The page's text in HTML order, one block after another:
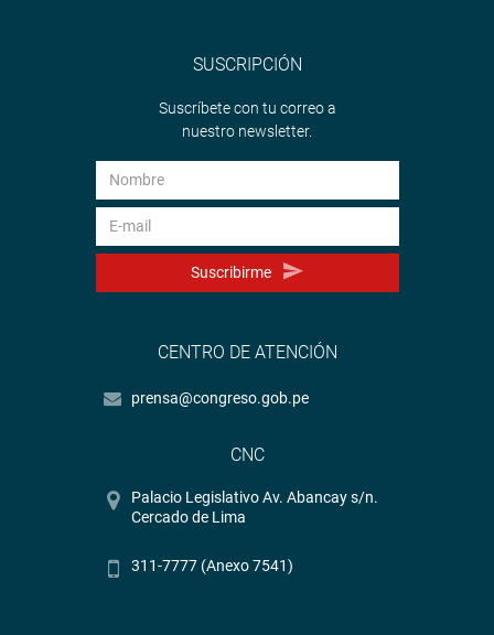
SUSCRIPCIÓN
Suscríbete con tu correo a
nuestro newsletter.
Suscribirme
CENTRO DE ATENCIÓN
prensa@congreso.gob.pe
CNC
Palacio Legislativo Av. Abancay s/n.
Cercado de Lima
311-7777 (Anexo 7541)